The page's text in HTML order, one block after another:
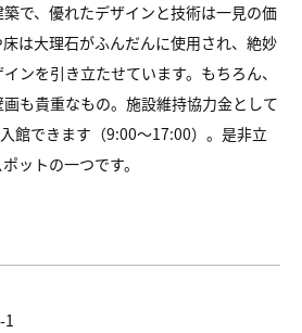
で、優れたデザインと技術は一見の価
は大理石がふんだんに使用され、絶妙
ンを引き立たせています。もちろん、
も貴重なもの。施設維持協力金として
館できます（9:00～17:00）。是非立
ットの一つです。
1